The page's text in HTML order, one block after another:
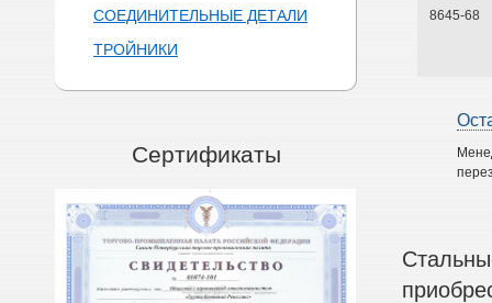
СОЕДИНИТЕЛЬНЫЕ ДЕТАЛИ
ТРОЙНИКИ
Сертификаты
8645-68